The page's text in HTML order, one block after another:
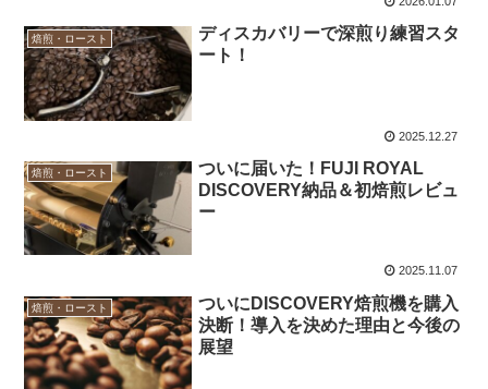
焙煎・ロースト
ディスカバリーで深煎り練習スタ
ート！
2025.12.27
焙煎・ロースト
ついに届いた！FUJI ROYAL
DISCOVERY納品＆初焙煎レビュ
ー
2025.11.07
焙煎・ロースト
ついにDISCOVERY焙煎機を購入
決断！導入を決めた理由と今後の
展望